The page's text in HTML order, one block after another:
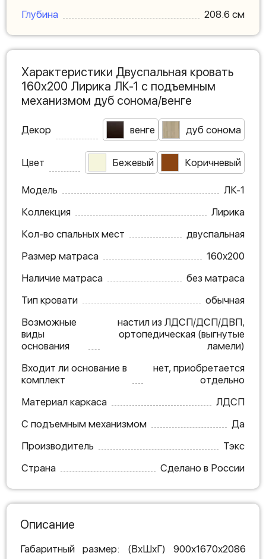
Глубина
208.6 см
Характеристики Двуспальная кровать
160х200 Лирика ЛК-1 с подъемным
механизмом дуб сонома/венге
Декор венге дуб сонома
Цвет Бежевый Коричневый
Модель
ЛК-1
Коллекция
Лирика
Кол-во спальных мест
двуспальная
Размер матраса
160х200
Наличие матраса
без матраса
Тип кровати
обычная
Возможные
виды
основания
настил из ЛДСП/ДСП/ДВП,
ортопедическая (выгнутые
ламели)
Входит ли основание в
комплект
нет, приобретается
отдельно
Материал каркаса
ЛДСП
С подъемным механизмом
Да
Производитель
Тэкс
Страна
Сделано в России
Описание
Габаритный размер: (ВхШхГ) 900х1670х2086